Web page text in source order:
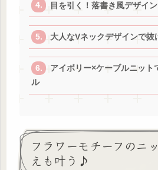
目を引く！落書き風デザイ
大人なVネックデザインで抜
アイボリー×ケーブルニット
ル
フラワーモチーフのニ
えも叶う♪